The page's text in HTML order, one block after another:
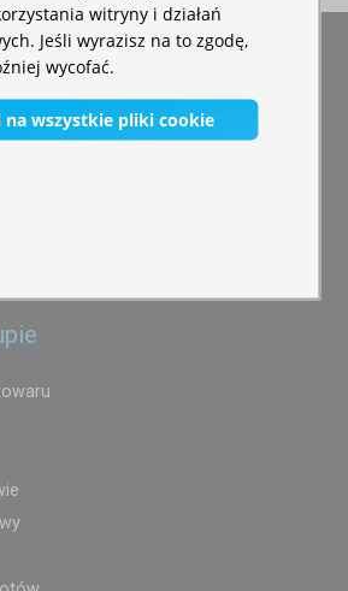
niejasności:
witryny i działań
Jeśli wyrazisz na to zgodę,
wycofać.
na wszystkie pliki cookie